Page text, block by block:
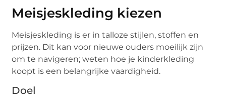
Meisjeskleding kiezen
Meisjeskleding is er in talloze stijlen, stoffen en
prijzen. Dit kan voor nieuwe ouders moeilijk zijn
om te navigeren; weten hoe je kinderkleding
koopt is een belangrijke vaardigheid.
Doel